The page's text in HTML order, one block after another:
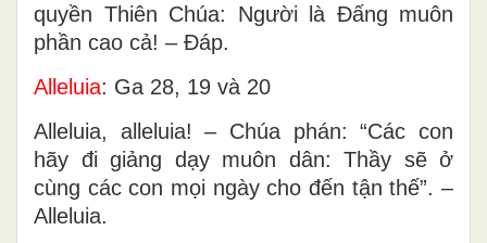
quyền Thiên Chúa: Người là Ðấng muôn
phần cao cả! – Ðáp.
Alleluia: Ga 28, 19 và 20
Alleluia, alleluia! – Chúa phán: “Các con
hãy đi giảng dạy muôn dân: Thầy sẽ ở
cùng các con mọi ngày cho đến tận thế”. –
Alleluia.